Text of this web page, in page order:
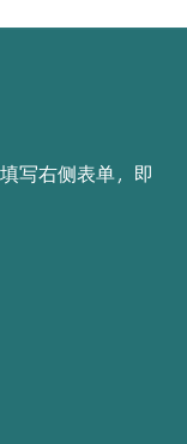
写右侧表单，即